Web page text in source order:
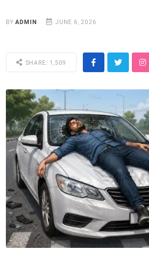
BYADMIN JUNE 6, 2026
SHARE: 1,509